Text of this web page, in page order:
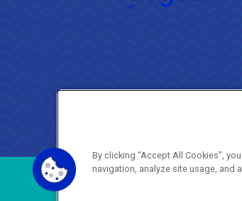
By clicking “Accept All Cookies”,
navigation, analyze site usage, and